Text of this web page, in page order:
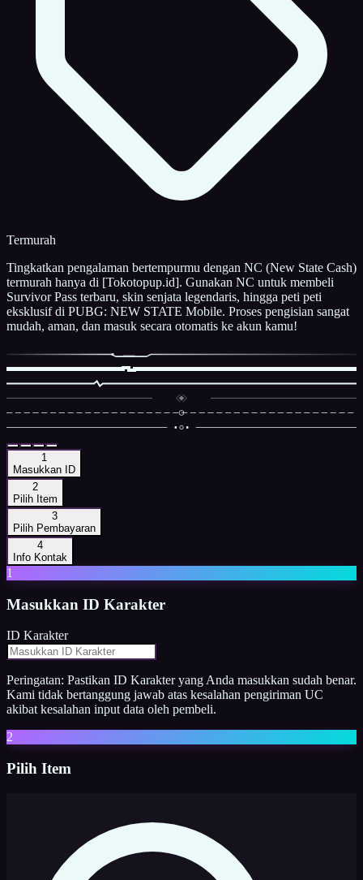
Termurah
Tingkatkan pengalaman bertempurmu dengan NC (New State Cash)
termurah hanya di [Tokotopup.id]. Gunakan NC untuk membeli
Survivor Pass terbaru, skin senjata legendaris, hingga peti peti
eksklusif di PUBG: NEW STATE Mobile. Proses pengisian sangat
mudah, aman, dan masuk secara otomatis ke akun kamu!
1
Masukkan ID
2
Pilih Item
3
Pilih Pembayaran
4
Info Kontak
1
Masukkan ID Karakter
ID Karakter
Peringatan: Pastikan ID Karakter yang Anda masukkan sudah benar.
Kami tidak bertanggung jawab atas kesalahan pengiriman UC
akibat kesalahan input data oleh pembeli.
2
Pilih Item